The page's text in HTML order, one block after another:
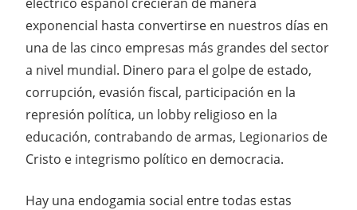
exponencial hasta convertirse en nuestros días en
una de las cinco empresas más grandes del sector
a nivel mundial. Dinero para el golpe de estado,
corrupción, evasión fiscal, participación en la
represión política, un lobby religioso en la
educación, contrabando de armas, Legionarios de
Cristo e integrismo político en democracia.
Hay una endogamia social entre todas estas